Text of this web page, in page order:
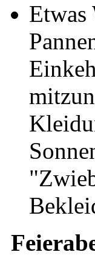
Etwas